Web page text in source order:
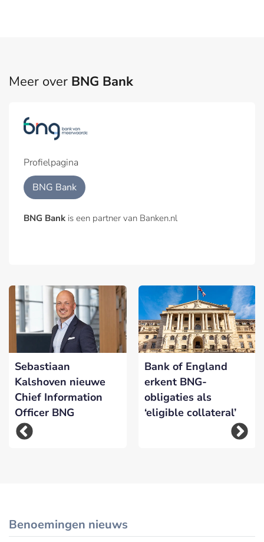
Meer over BNG Bank
Profielpagina
BNG Bank
BNG Bank is een partner van Banken.nl
Sebastiaan
Kalshoven nieuwe
Chief Information
Officer BNG
Bank of England
erkent BNG-
obligaties als
‘eligible collateral’
Benoemingen nieuws